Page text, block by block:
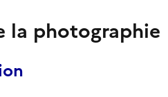
la photographie